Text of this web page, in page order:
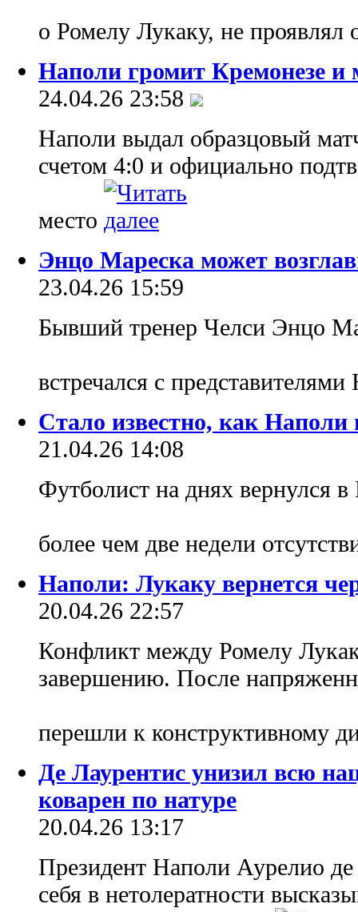
о Ромелу Лукаку, не проявлял
Наполи громит Кремонезе и
24.04.26 23:58
Наполи выдал образцовый
счетом 4:0 и официально
место
Энцо Мареска может
23.04.26 15:59
Бывший тренер Челси Энцо
встречался с
Стало известно, как Наполи
21.04.26 14:08
Футболист на днях вернулся
более чем две недели
Наполи: Лукаку вернется
20.04.26 22:57
Конфликт между Ромелу
завершению. После
перешли к конструктивному
Де Лаурентис унизил всю
коварен по натуре
20.04.26 13:17
Президент Наполи Аурелио
себя в нетолератности